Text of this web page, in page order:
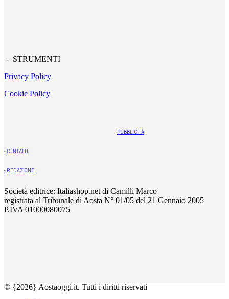
- STRUMENTI
Privacy Policy
Cookie Policy
- PUBBLICITÀ
- CONTATTI
- REDAZIONE
Società editrice: Italiashop.net di Camilli Marco
registrata al Tribunale di Aosta N° 01/05 del 21 Gennaio 2005
P.IVA 01000080075
© {2026} Aostaoggi.it. Tutti i diritti riservati